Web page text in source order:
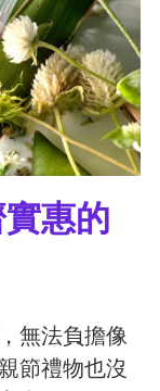
惠的
無法負擔像
節禮物也沒